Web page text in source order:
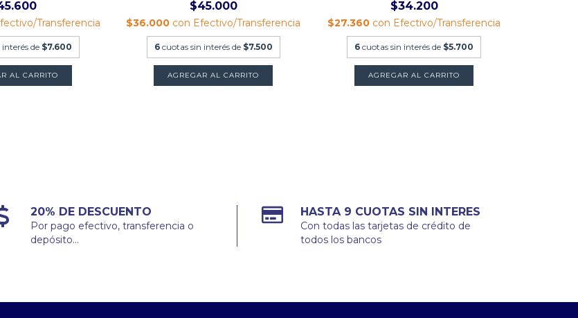
Transferencia
de $7.600
AL CARRITO
$45.000
$36.000 con Efectivo/Transferencia
6 cuotas sin interés de $7.500
AGREGAR AL CARRITO
$34.200
$27.360 con Efectivo/Transferencia
6 cuotas sin interés de $5.700
AGREGAR AL CARRITO
20% DE DESCUENTO
Por pago efectivo, transferencia o
depósito...
HASTA 9 CUOTAS SIN INTERES
Con todas las tarjetas de crédito de
todos los bancos